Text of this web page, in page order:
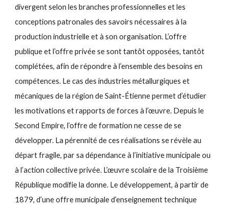
divergent selon les branches professionnelles et les
conceptions patronales des savoirs nécessaires à la
production industrielle et à son organisation. L’offre
publique et l’offre privée se sont tantôt opposées, tantôt
complétées, afin de répondre à l’ensemble des besoins en
compétences. Le cas des industries métallurgiques et
mécaniques de la région de Saint-Étienne permet d’étudier
les motivations et rapports de forces à l’œuvre. Depuis le
Second Empire, l’offre de formation ne cesse de se
développer. La pérennité de ces réalisations se révèle au
départ fragile, par sa dépendance à l’initiative municipale ou
à l’action collective privée. L’œuvre scolaire de la Troisième
République modifie la donne. Le développement, à partir de
1879, d’une offre municipale d’enseignement technique